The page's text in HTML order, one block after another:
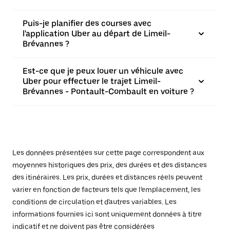
Puis-je planifier des courses avec
l'application Uber au départ de Limeil-
Brévannes ?
Est-ce que je peux louer un véhicule avec
Uber pour effectuer le trajet Limeil-
Brévannes - Pontault-Combault en voiture ?
Les données présentées sur cette page correspondent aux
moyennes historiques des prix, des durées et des distances
des itinéraires. Les prix, durées et distances réels peuvent
varier en fonction de facteurs tels que l'emplacement, les
conditions de circulation et d'autres variables. Les
informations fournies ici sont uniquement données à titre
indicatif et ne doivent pas être considérées